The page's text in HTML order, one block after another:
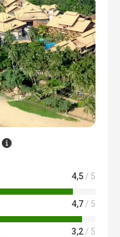
4,5 / 5
4,7 / 5
3,2 / 5